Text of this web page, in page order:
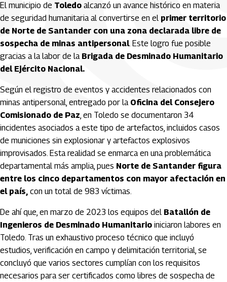
El municipio de Toledo alcanzó un avance histórico en materia
de seguridad humanitaria al convertirse en el primer territorio
de Norte de Santander con una zona declarada libre de
sospecha de minas antipersonal. Este logro fue posible
gracias a la labor de la Brigada de Desminado Humanitario
del Ejército Nacional.
Según el registro de eventos y accidentes relacionados con
minas antipersonal, entregado por la Oficina del Consejero
Comisionado de Paz, en Toledo se documentaron 34
incidentes asociados a este tipo de artefactos, incluidos casos
de municiones sin explosionar y artefactos explosivos
improvisados. Esta realidad se enmarca en una problemática
departamental más amplia, pues Norte de Santander figura
entre los cinco departamentos con mayor afectación en
el país, con un total de 983 víctimas.
De ahí que, en marzo de 2023 los equipos del Batallón de
Ingenieros de Desminado Humanitario iniciaron labores en
Toledo. Tras un exhaustivo proceso técnico que incluyó
estudios, verificación en campo y delimitación territorial, se
concluyó que varios sectores cumplían con los requisitos
necesarios para ser certificados como libres de sospecha de